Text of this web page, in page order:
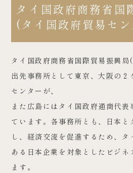
タイ国政府商務省国
(タイ国政府貿易セ
タイ国政府商務省国際貿易振興
出先事務所として東京、大阪の２
センターが、
また広島にはタイ国政府通商代
ています。各事務所とも、日本と
し、経済交流を促進するため、タ
ある日本企業を対象としたビジネ
ます。